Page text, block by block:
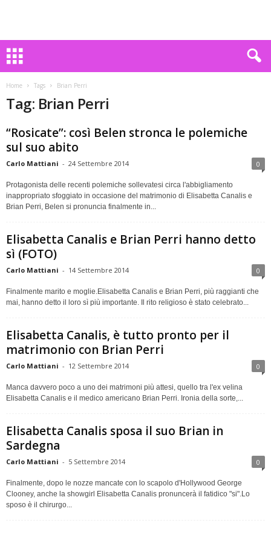
Home Tags Brian Perri
Tag: Brian Perri
“Rosicate”: così Belen stronca le polemiche
sul suo abito
Carlo Mattiani - 24 Settembre 2014 0
Protagonista delle recenti polemiche sollevatesi circa l'abbigliamento
inappropriato sfoggiato in occasione del matrimonio di Elisabetta Canalis e
Brian Perri, Belen si pronuncia finalmente in...
Elisabetta Canalis e Brian Perri hanno detto
sì (FOTO)
Carlo Mattiani - 14 Settembre 2014 0
Finalmente marito e moglie.Elisabetta Canalis e Brian Perri, più raggianti che
mai, hanno detto il loro sì più importante. Il rito religioso è stato celebrato...
Elisabetta Canalis, è tutto pronto per il
matrimonio con Brian Perri
Carlo Mattiani - 12 Settembre 2014 0
Manca davvero poco a uno dei matrimoni più attesi, quello tra l'ex velina
Elisabetta Canalis e il medico americano Brian Perri. Ironia della sorte,...
Elisabetta Canalis sposa il suo Brian in
Sardegna
Carlo Mattiani - 5 Settembre 2014 0
Finalmente, dopo le nozze mancate con lo scapolo d'Hollywood George
Clooney, anche la showgirl Elisabetta Canalis pronuncerà il fatidico "si".Lo
sposo è il chirurgo...